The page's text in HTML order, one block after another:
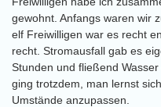
gewohnt. Anfangs waren wir
elf Freiwilligen war es recht
recht. Stromausfall gab es
Stunden und fließend
ging trotzdem, man lernst
Umstände anzupassen.